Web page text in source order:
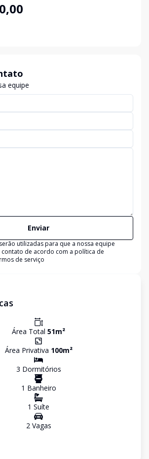
equipe
Enviar
utilizadas para que a nossa equipe
de acordo com a política de
de serviço
Área Total 51m²
Área Privativa 100m²
3 Dormitórios
1 Banheiro
1 Suíte
2Vagas